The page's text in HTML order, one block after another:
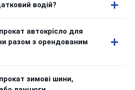
водій?
автокрісло для
разом з орендованим
зимові шини,